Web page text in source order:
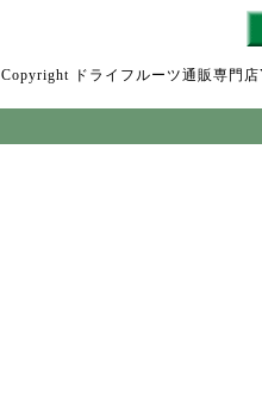
Copyright ドライフルーツ通販専門